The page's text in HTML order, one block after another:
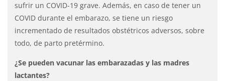
sufrir un COVID-19 grave. Además, en caso de tener un
COVID durante el embarazo, se tiene un riesgo
incrementado de resultados obstétricos adversos, sobre
todo, de parto pretérmino.
¿Se pueden vacunar las embarazadas y las madres
lactantes?